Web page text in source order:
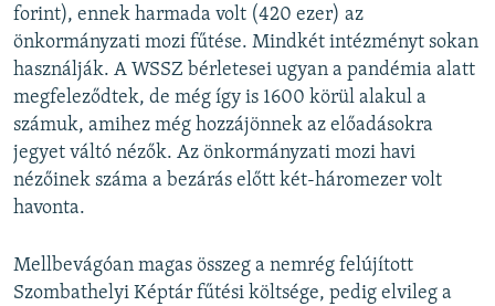
forint), ennek harmada volt (420 ezer) az
önkormányzati mozi fűtése. Mindkét intézményt sokan
használják. A WSSZ bérletesei ugyan a pandémia alatt
megfeleződtek, de még így is 1600 körül alakul a
számuk, amihez még hozzájönnek az előadásokra
jegyet váltó nézők. Az önkormányzati mozi havi
nézőinek száma a bezárás előtt két-háromezer volt
havonta.
Mellbevágóan magas összeg a nemrég felújított
Szombathelyi Képtár fűtési költsége, pedig elvileg a